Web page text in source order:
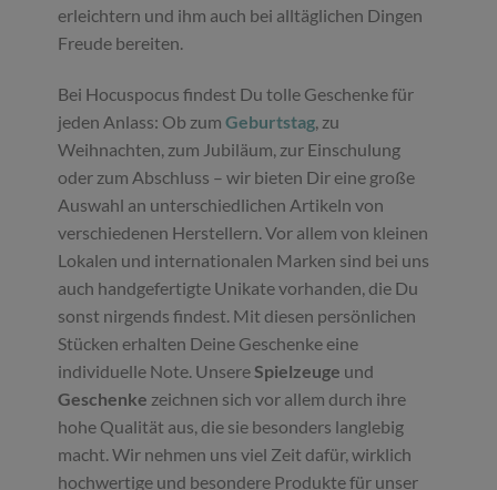
erleichtern und ihm auch bei alltäglichen Dingen
Freude bereiten.
Bei Hocuspocus findest Du tolle Geschenke für
jeden Anlass: Ob zumGeburtstag, zu
Weihnachten, zum Jubiläum, zur Einschulung
oder zum Abschluss – wir bieten Dir eine große
Auswahl an unterschiedlichen Artikeln von
verschiedenen Herstellern. Vor allem von kleinen
Lokalen und internationalen Marken sind bei uns
auch handgefertigte Unikate vorhanden, die Du
sonst nirgends findest. Mit diesen persönlichen
Stücken erhalten Deine Geschenke eine
individuelle Note. UnsereSpielzeuge und
Geschenke zeichnen sich vor allem durch ihre
hohe Qualität aus, die sie besonders langlebig
macht. Wir nehmen uns viel Zeit dafür, wirklich
hochwertige und besondere Produkte für unser